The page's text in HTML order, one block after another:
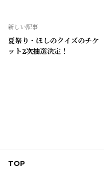
新しい記事
夏祭り・ほしのクイズのチケ
ット2次抽選決定！
TOP